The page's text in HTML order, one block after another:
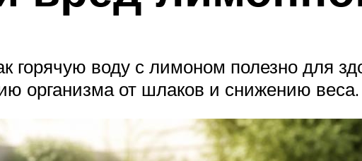
горячую воду с лимоном полезно для
организма от шлаков и снижению веса.